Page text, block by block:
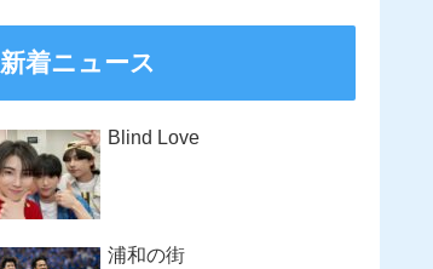
新着ニュース
Blind Love
浦和の街